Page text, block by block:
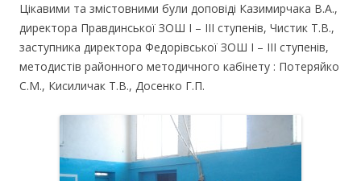
Цікавими та змістовними були доповіді Казимирчака В.А.,
директора Правдинської ЗОШ І – ІІІ ступенів, Чистик Т.В.,
заступника директора Федорівської ЗОШ І – ІІІ ступенів,
методистів районного методичного кабінету : Потеряйко
С.М., Кисиличак Т.В., Досенко Г.П.